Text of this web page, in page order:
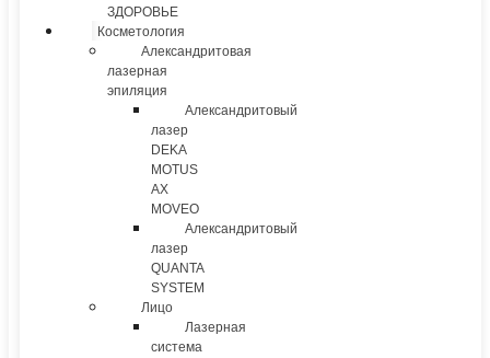
ЗДОРОВЬЕ
Косметология
Александритовая
лазерная
эпиляция
Александритовый
лазер
DEKA
MOTUS
AX
MOVEO
Александритовый
лазер
QUANTA
SYSTEM
Лицо
Лазерная
система